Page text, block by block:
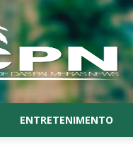
ENTRETENIMENTO